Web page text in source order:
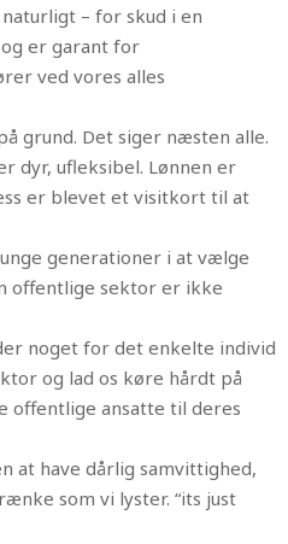
– for skud i en
er garant for
ved vores alles
grund. Det siger næsten alle.
dyr, ufleksibel. Lønnen er
er blevet et visitkort til at
generationer i at vælge
offentlige sektor er ikke
noget for det enkelte individ
og lad os køre hårdt på
offentlige ansatte til deres
at have dårlig samvittighed,
som vi lyster. “its just